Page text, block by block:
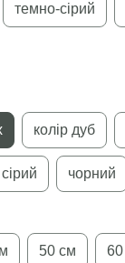
темно-сірий
колір дуб
сірий чорний
50 см